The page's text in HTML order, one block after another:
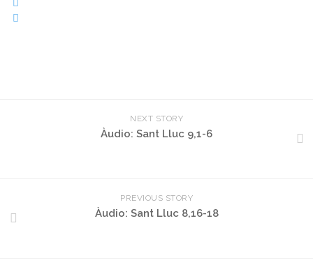
NEXT STORY
Àudio: Sant Lluc 9,1-6
PREVIOUS STORY
Àudio: Sant Lluc 8,16-18